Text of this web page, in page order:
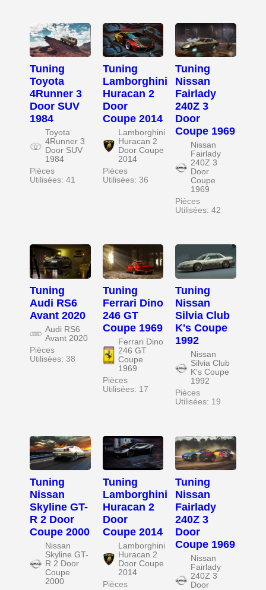
Tuning
Toyota
4Runner 3
Door SUV
1984
Toyota
4Runner 3
Door SUV
1984
Pièces
Utilisées: 41
Tuning
Lamborghini
Huracan 2
Door
Coupe 2014
Lamborghini
Huracan 2
Door Coupe
2014
Pièces
Utilisées: 36
Tuning
Nissan
Fairlady
240Z 3
Door
Coupe 1969
Nissan
Fairlady
240Z 3
Door
Coupe
1969
Pièces
Utilisées: 42
Tuning
Audi RS6
Avant 2020
Audi RS6
Avant 2020
Pièces
Utilisées: 38
Tuning
Ferrari Dino
246 GT
Coupe 1969
Ferrari Dino
246 GT
Coupe
1969
Pièces
Utilisées: 17
Tuning
Nissan
Silvia Club
K's Coupe
1992
Nissan
Silvia Club
K's Coupe
1992
Pièces
Utilisées: 19
Tuning
Nissan
Skyline GT-
R 2 Door
Coupe 2000
Nissan
Skyline GT-
R 2 Door
Coupe
2000
Tuning
Lamborghini
Huracan 2
Door
Coupe 2014
Lamborghini
Huracan 2
Door Coupe
2014
Pièces
Tuning
Nissan
Fairlady
240Z 3
Door
Coupe 1969
Nissan
Fairlady
240Z 3
Door